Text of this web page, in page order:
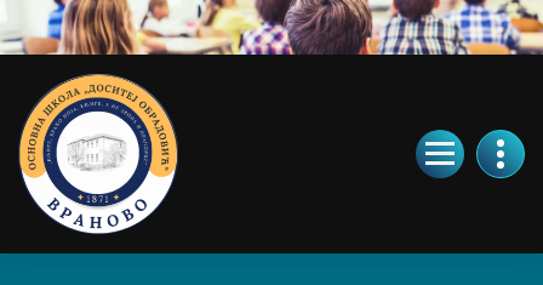
to
Content